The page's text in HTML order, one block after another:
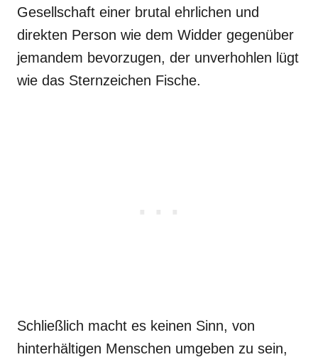
Gesellschaft einer brutal ehrlichen und
direkten Person wie dem Widder gegenüber
jemandem bevorzugen, der unverhohlen lügt
wie das Sternzeichen Fische.
Schließlich macht es keinen Sinn, von
hinterhältigen Menschen umgeben zu sein,